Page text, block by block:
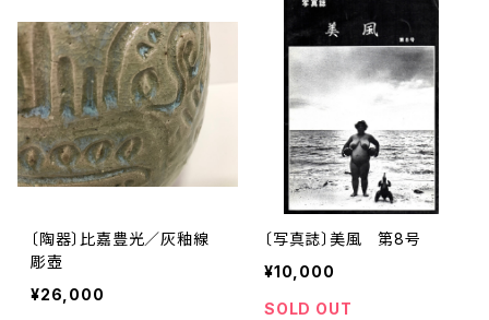
〔陶器〕比嘉豊光／灰釉線
彫壺
¥26,000
〔写真誌〕美風 第8号
¥10,000
SOLD OUT